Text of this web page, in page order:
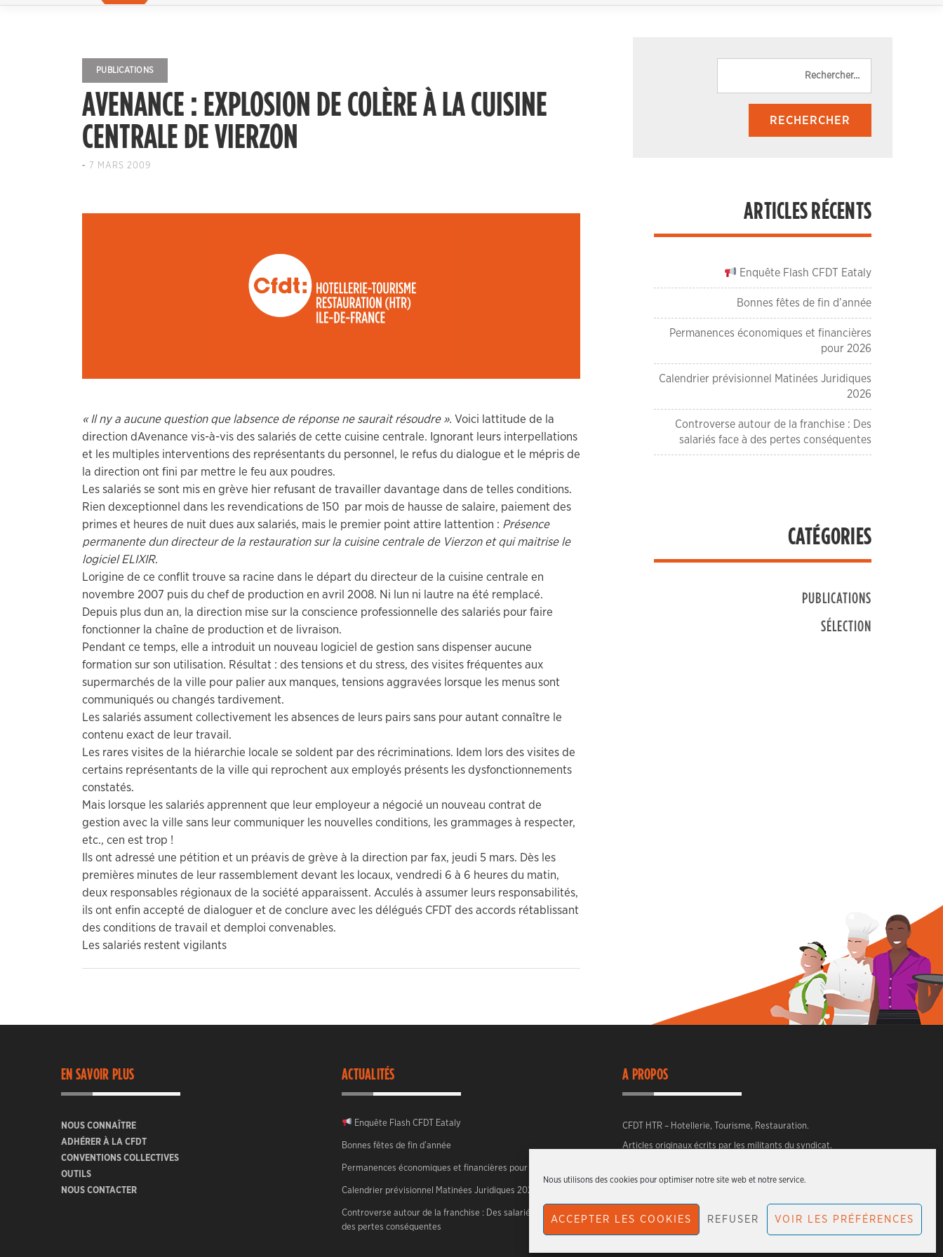
Nous utilisons des cookies pour optimiser notre site web et notre service.
ACCEPTER LES COOKIES REFUSER VOIR LES PRÉFÉRENCES
PUBLICATIONS
AVENANCE : EXPLOSION DE COLÈRE À LA CUISINE
CENTRALE DE VIERZON
- 7 MARS 2009
« Il ny a aucune question que labsence de réponse ne saurait résoudre ». Voici lattitude de la
direction dAvenance vis-à-vis des salariés de cette cuisine centrale. Ignorant leurs interpellations
et les multiples interventions des représentants du personnel, le refus du dialogue et le mépris de
la direction ont fini par mettre le feu aux poudres.
Les salariés se sont mis en grève hier refusant de travailler davantage dans de telles conditions.
Rien dexceptionnel dans les revendications de 150  par mois de hausse de salaire, paiement des
primes et heures de nuit dues aux salariés, mais le premier point attire lattention : Présence
permanente dun directeur de la restauration sur la cuisine centrale de Vierzon et qui maitrise le
logiciel ELIXIR.
Lorigine de ce conflit trouve sa racine dans le départ du directeur de la cuisine centrale en
novembre 2007 puis du chef de production en avril 2008. Ni lun ni lautre na été remplacé.
Depuis plus dun an, la direction mise sur la conscience professionnelle des salariés pour faire
fonctionner la chaîne de production et de livraison.
Pendant ce temps, elle a introduit un nouveau logiciel de gestion sans dispenser aucune
formation sur son utilisation. Résultat : des tensions et du stress, des visites fréquentes aux
supermarchés de la ville pour palier aux manques, tensions aggravées lorsque les menus sont
communiqués ou changés tardivement.
Les salariés assument collectivement les absences de leurs pairs sans pour autant connaître le
contenu exact de leur travail.
Les rares visites de la hiérarchie locale se soldent par des récriminations. Idem lors des visites de
certains représentants de la ville qui reprochent aux employés présents les dysfonctionnements
constatés.
Mais lorsque les salariés apprennent que leur employeur a négocié un nouveau contrat de
gestion avec la ville sans leur communiquer les nouvelles conditions, les grammages à respecter,
etc., cen est trop !
Ils ont adressé une pétition et un préavis de grève à la direction par fax, jeudi 5 mars. Dès les
premières minutes de leur rassemblement devant les locaux, vendredi 6 à 6 heures du matin,
deux responsables régionaux de la société apparaissent. Acculés à assumer leurs responsabilités,
ils ont enfin accepté de dialoguer et de conclure avec les délégués CFDT des accords rétablissant
des conditions de travail et demploi convenables.
Les salariés restent vigilants
ARTICLES RÉCENTS
Enquête Flash CFDT Eataly
Bonnes fêtes de fin d’année
Permanences économiques et financières
pour 2026
Calendrier prévisionnel Matinées Juridiques
2026
Controverse autour de la franchise : Des
salariés face à des pertes conséquentes
CATÉGORIES
PUBLICATIONS
SÉLECTION
EN SAVOIR PLUS
NOUS CONNAÎTRE
ADHÉRER À LA CFDT
CONVENTIONS COLLECTIVES
OUTILS
NOUS CONTACTER
ACTUALITÉS
Enquête Flash CFDT Eataly
Bonnes fêtes de fin d’année
Permanences économiques et financières pour 2026
Calendrier prévisionnel Matinées Juridiques 2026
Controverse autour de la franchise : Des salariés face à
des pertes conséquentes
A PROPOS
CFDT HTR – Hotellerie, Tourisme, Restauration.
Articles originaux écrits par les militants du syndicat.